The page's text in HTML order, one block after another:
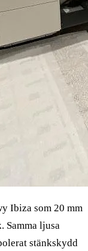
Ibiza som 20 mm
Samma ljusa
stänkskydd